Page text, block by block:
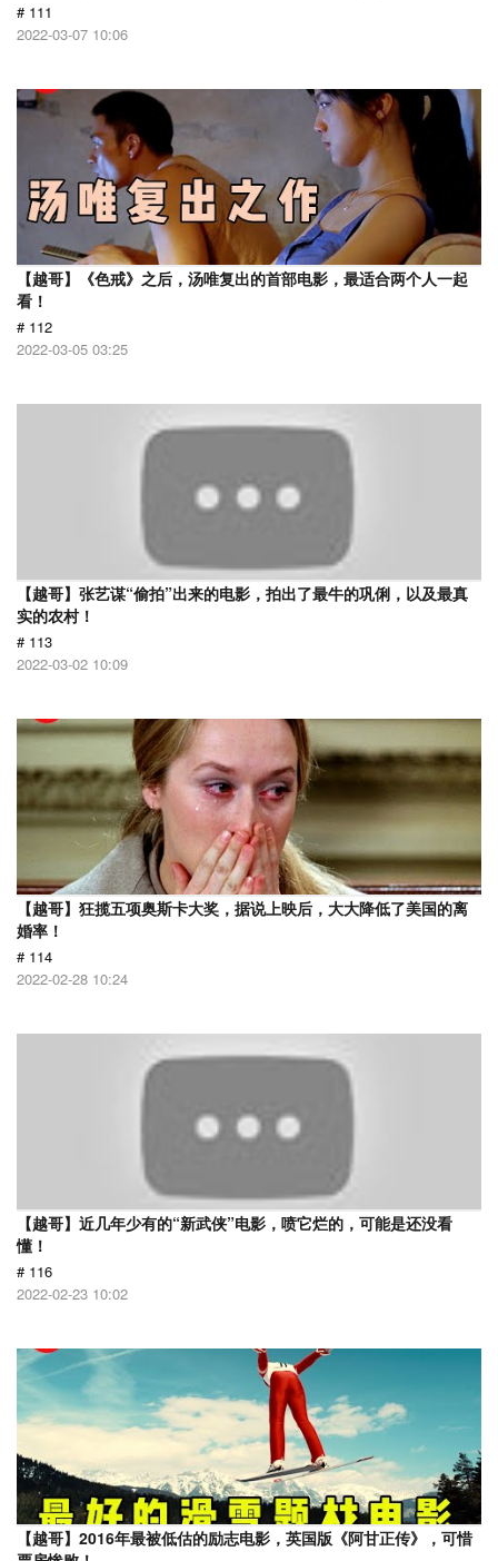
# 111
2022-03-07 10:06
【越哥】《色戒》之后，汤唯复出的首部电影，最适合两个人一起
看！
# 112
2022-03-05 03:25
【越哥】张艺谋“偷拍”出来的电影，拍出了最牛的巩俐，以及最真
实的农村！
# 113
2022-03-02 10:09
【越哥】狂揽五项奥斯卡大奖，据说上映后，大大降低了美国的离
婚率！
# 114
2022-02-28 10:24
【越哥】近几年少有的“新武侠”电影，喷它烂的，可能是还没看
懂！
# 116
2022-02-23 10:02
【越哥】2016年最被低估的励志电影，英国版《阿甘正传》，可惜